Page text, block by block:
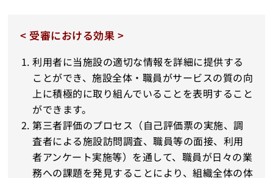
< 受審における効果 >
利用者に当施設の適切な情報を詳細に提供する
ことができ、施設全体・職員がサービスの質の向
上に積極的に取り組んでいることを表明すること
ができます。
第三者評価のプロセス（自己評価票の実施、調
査者による施設訪問調査、職員等の面接、利用
者アンケート実施等）を通して、職員が日々の業
務への課題を発見することにより、組織全体の体